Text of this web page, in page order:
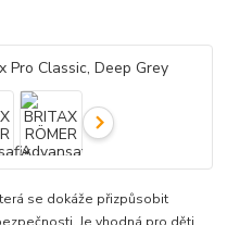
se dokáže přizpůsobit